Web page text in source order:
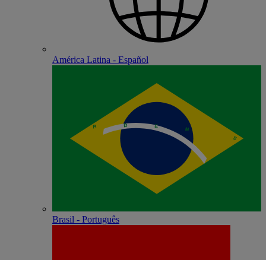
América Latina - Español
Brasil - Português